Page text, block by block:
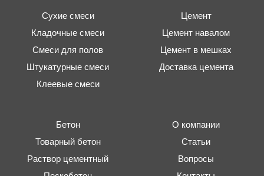
Сухие смеси
Кладочные смеси
Смеси для полов
Штукатурные смеси
Клеевые смеси
Цемент
Цемент навалом
Цемент в мешках
Доставка цемента
Бетон
Товарный бетон
Раствор цементный
О компании
Статьи
Вопросы